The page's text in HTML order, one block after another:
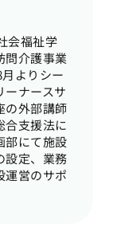
会福祉学
問介護事業
よりシー
ーナースサ
の外部講師
合支援法に
部にて施設
設定、業務
運営のサポ